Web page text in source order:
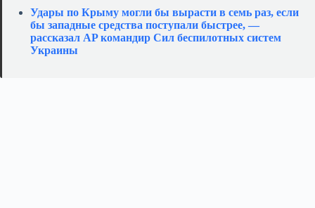
Удары по Крыму могли бы вырасти в семь раз, если
бы западные средства поступали быстрее, —
рассказал AP командир Сил беспилотных систем
Украины